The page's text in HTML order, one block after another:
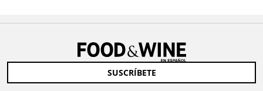
SUSCRÍBETE